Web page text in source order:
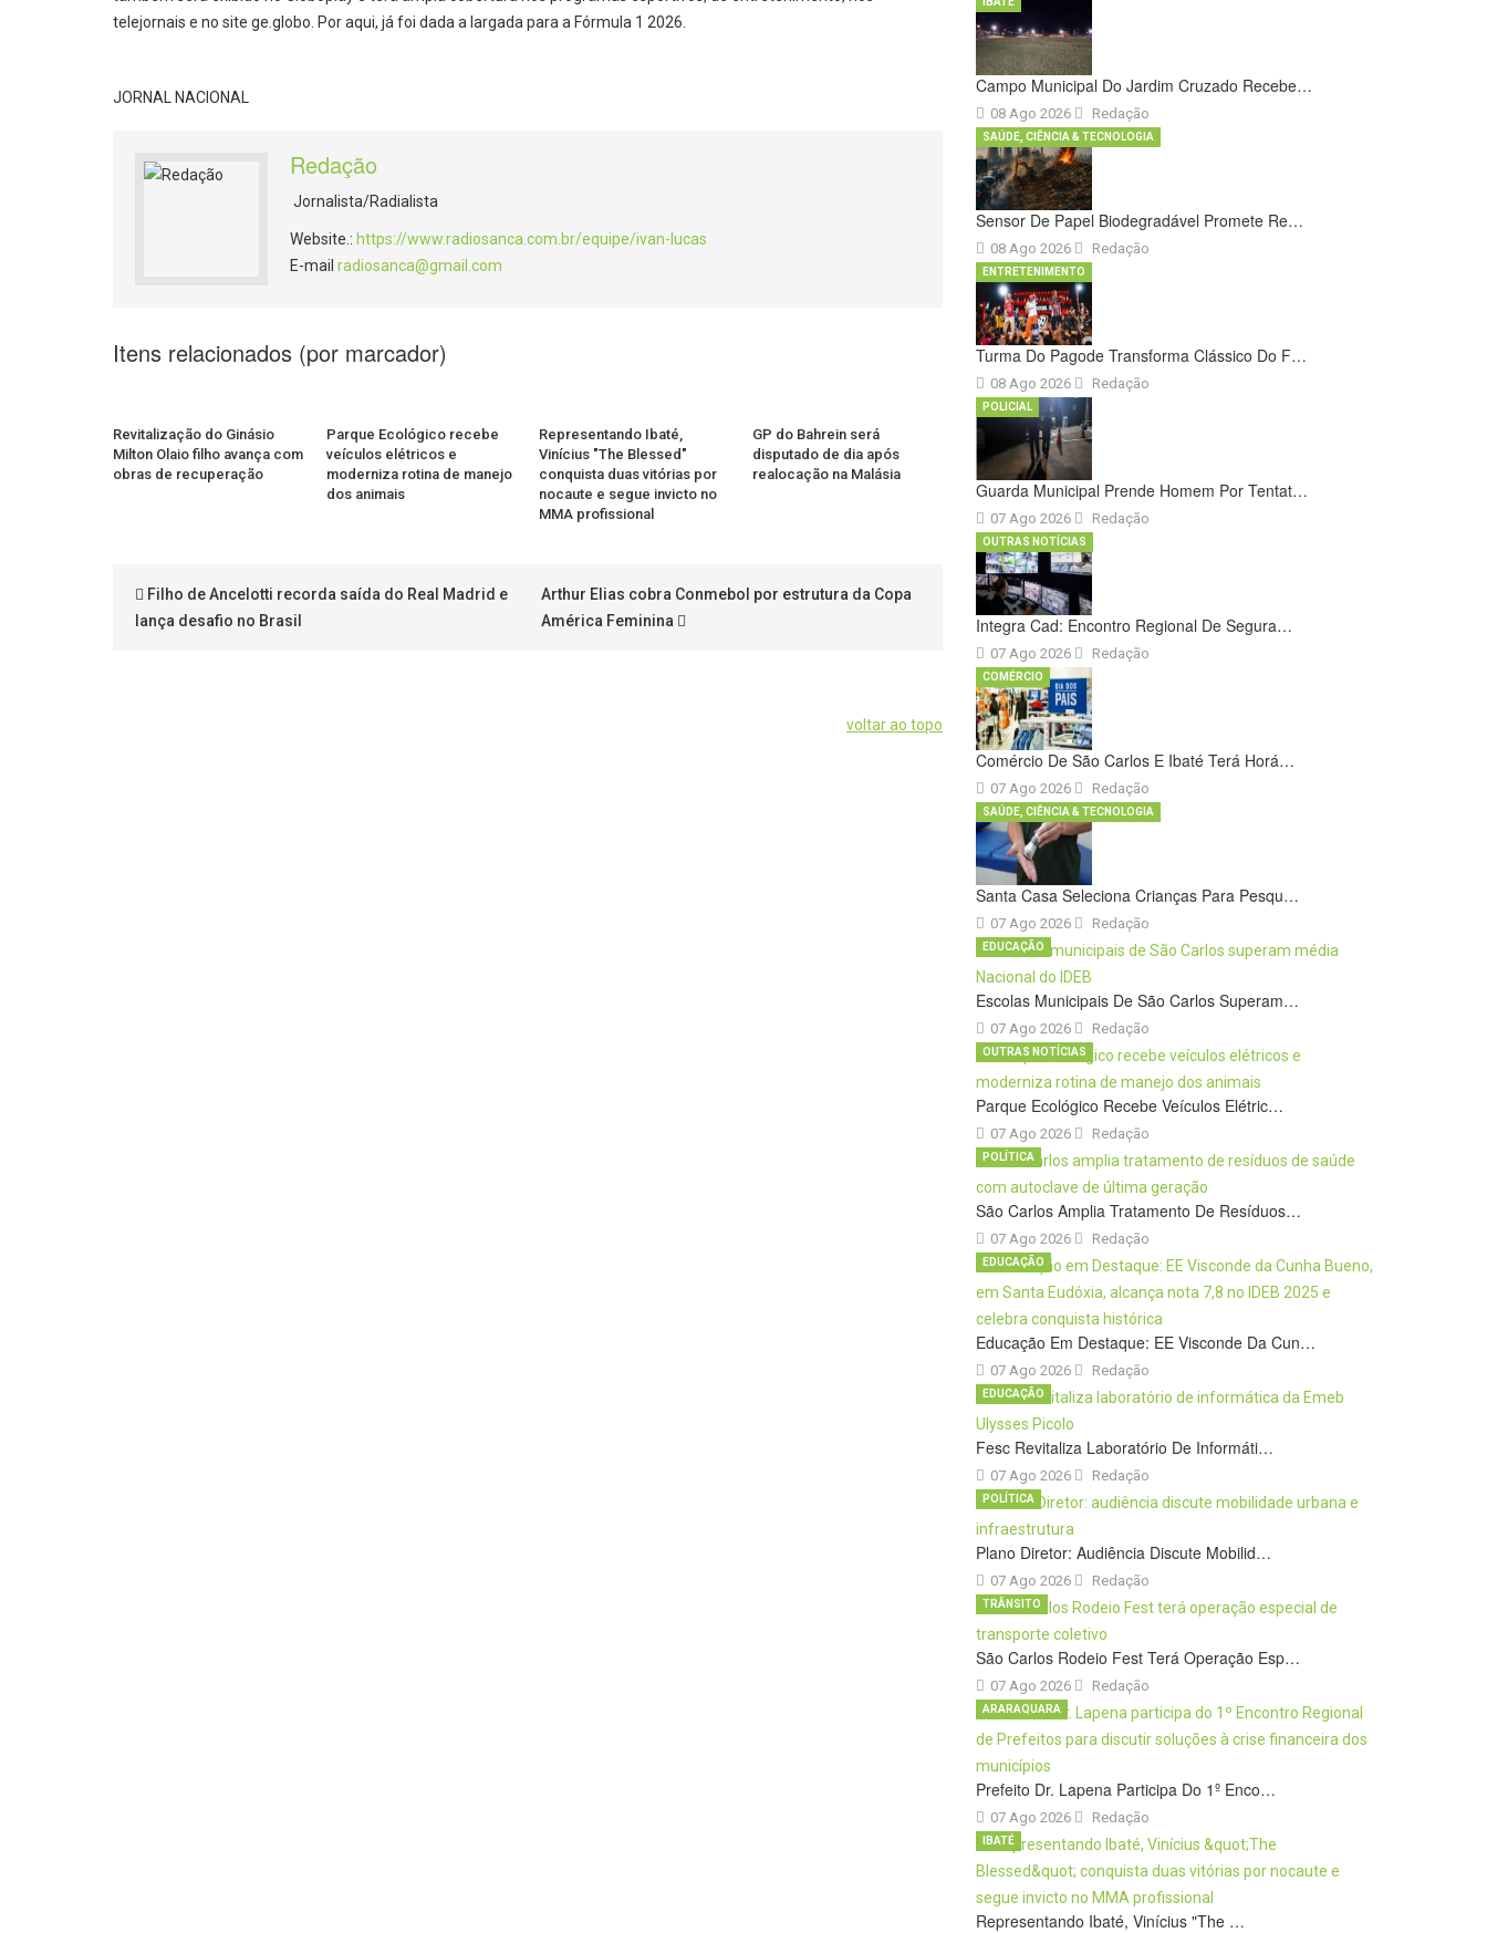
telejornais e no site ge.globo. Por aqui, já foi dada a largada para a Fórmula 1 2026.
JORNAL NACIONAL
Redação
Jornalista/Radialista
Website.: https://www.radiosanca.com.br/equipe/ivan-lucas
E-mail radiosanca@gmail.com
Itens relacionados (por marcador)
Revitalização do Ginásio
Milton Olaio filho avança com
obras de recuperação
Parque Ecológico recebe
veículos elétricos e
moderniza rotina de manejo
dos animais
Representando Ibaté,
Vinícius "The Blessed"
conquista duas vitórias por
nocaute e segue invicto no
MMA profissional
GP do Bahrein será
disputado de dia após
realocação na Malásia
Filho de Ancelotti recorda saída do Real Madrid e
lança desafio no Brasil
Arthur Elias cobra Conmebol por estrutura da Copa
América Feminina
voltar ao topo
Campo Municipal Do Jardim Cruzado Recebe…
08 Ago 2026 Redação
Sensor De Papel Biodegradável Promete Re…
08 Ago 2026
SAÚDE, CIÊNCIA & TECNOLOGIA
Redação
Turma Do Pagode Transforma Clássico Do F…
08 Ago 2026
ENTRETENIMENTO
Redação
Guarda Municipal Prende Homem Por Tentat…
07 Ago 2026
POLICIAL
Redação
Integra Cad: Encontro Regional De Segura…
07 Ago 2026
OUTRAS NOTÍCIAS
Redação
Comércio De São Carlos E Ibaté Terá Horá…
07 Ago 2026
COMÉRCIO
Redação
Santa Casa Seleciona Crianças Para Pesqu…
07 Ago 2026
SAÚDE, CIÊNCIA & TECNOLOGIA
Redação
Escolas Municipais De São Carlos Superam…
07 Ago 2026
EDUCAÇÃO
Redação
Parque Ecológico Recebe Veículos Elétric…
07 Ago 2026
OUTRAS NOTÍCIAS
Redação
São Carlos Amplia Tratamento De Resíduos…
07 Ago 2026
POLÍTICA
Redação
Educação Em Destaque: EE Visconde Da Cun…
07 Ago 2026
EDUCAÇÃO
Redação
Fesc Revitaliza Laboratório De Informáti…
07 Ago 2026
EDUCAÇÃO
Redação
Plano Diretor: Audiência Discute Mobilid…
07 Ago 2026
POLÍTICA
Redação
São Carlos Rodeio Fest Terá Operação Esp…
07 Ago 2026
TRÂNSITO
Redação
Prefeito Dr. Lapena Participa Do 1º Enco…
07 Ago 2026
ARARAQUARA
Redação
Representando Ibaté, Vinícius "The …
IBATÉ